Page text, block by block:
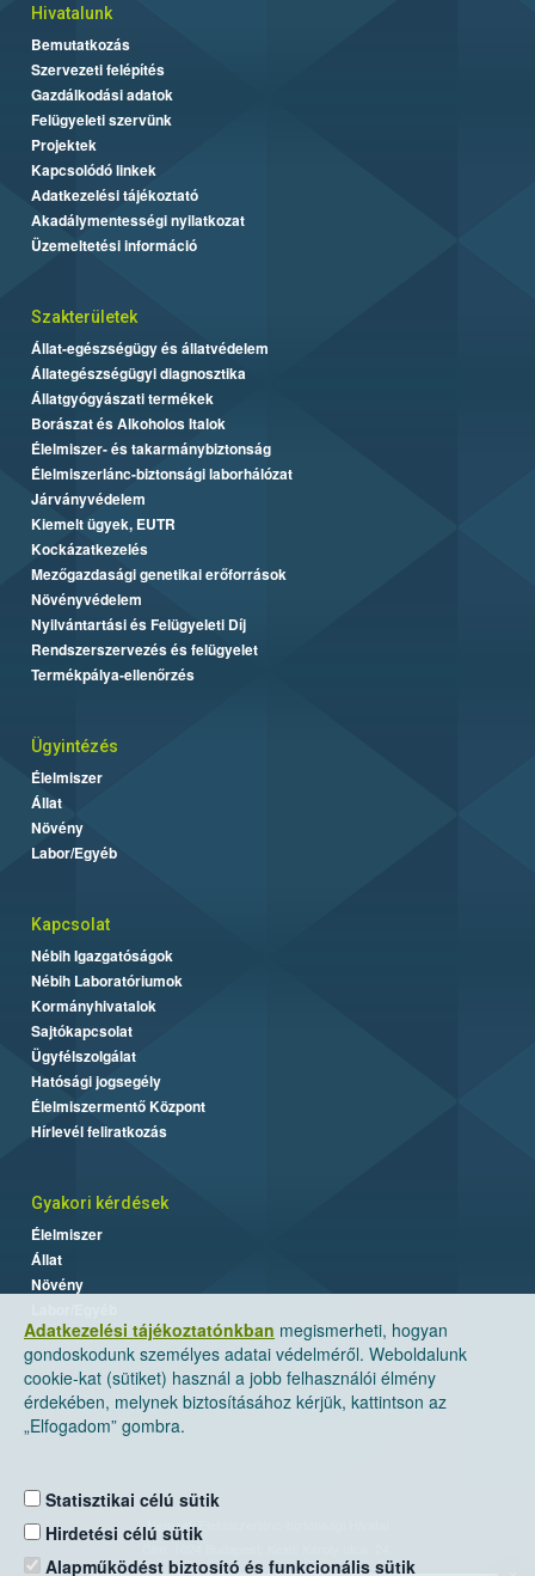
Adatkezelési tájékoztatónkban megismerheti, hogyan
gondoskodunk személyes adatai védelméről. Weboldalunk
cookie-kat (sütiket) használ a jobb felhasználói élmény
érdekében, melynek biztosításához kérjük, kattintson az
„Elfogadom” gombra.
Statisztikai célú sütik
Hirdetési célú sütik
Alapműködést biztosító és funkcionális sütik
Hivatalunk
Bemutatkozás
Szervezeti felépítés
Gazdálkodási adatok
Felügyeleti szervünk
Projektek
Kapcsolódó linkek
Adatkezelési tájékoztató
Akadálymentességi nyilatkozat
Üzemeltetési információ
Szakterületek
Állat-egészségügy és állatvédelem
Állategészségügyi diagnosztika
Állatgyógyászati termékek
Borászat és Alkoholos Italok
Élelmiszer- és takarmánybiztonság
Élelmiszerlánc-biztonsági laborhálózat
Járványvédelem
Kiemelt ügyek, EUTR
Kockázatkezelés
Mezőgazdasági genetikai erőforrások
Növényvédelem
Nyilvántartási és Felügyeleti Díj
Rendszerszervezés és felügyelet
Termékpálya-ellenőrzés
Ügyintézés
Élelmiszer
Állat
Növény
Labor/Egyéb
Kapcsolat
Nébih Igazgatóságok
Nébih Laboratóriumok
Kormányhivatalok
Sajtókapcsolat
Ügyfélszolgálat
Hatósági jogsegély
Élelmiszermentő Központ
Hírlevél feliratkozás
Gyakori kérdések
Élelmiszer
Állat
Növény
Nemzeti Élelmiszerlánc-biztonsági Hivatal
Levelezési cím: 1525 Budapest. Pf. 30.